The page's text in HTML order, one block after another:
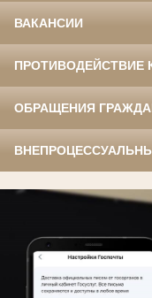
ВАКАНСИИ
ПРОТИВОДЕЙСТВИЕ
ОБРАЩЕНИЯ